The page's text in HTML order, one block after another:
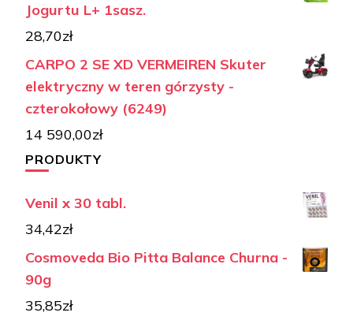
Jogurtu L+ 1sasz.
28,70zł
CARPO 2 SE XD VERMEIREN Skuter
elektryczny w teren górzysty -
czterokołowy (6249)
14 590,00zł
PRODUKTY
Venil x 30 tabl.
34,42zł
Cosmoveda Bio Pitta Balance Churna -
90g
35,85zł